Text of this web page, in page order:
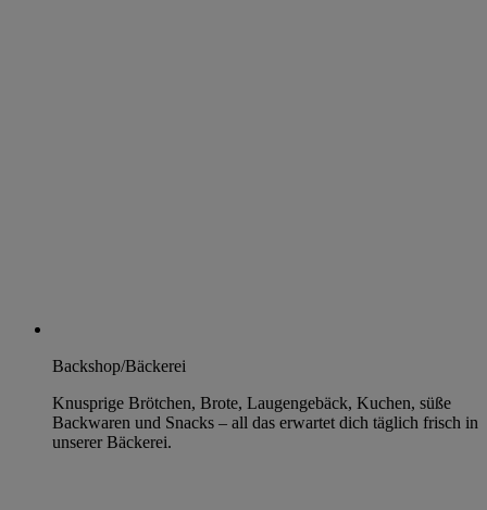
Backshop/Bäckerei
Knusprige Brötchen, Brote, Laugengebäck, Kuchen, süße
Backwaren und Snacks – all das erwartet dich täglich frisch in
unserer Bäckerei.